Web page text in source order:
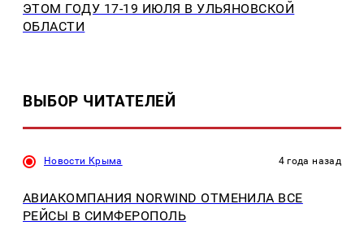
ЭТОМ ГОДУ 17-19 ИЮЛЯ В УЛЬЯНОВСКОЙ
ОБЛАСТИ
ВЫБОР ЧИТАТЕЛЕЙ
Новости Крыма 4 года назад
АВИАКОМПАНИЯ NORWIND ОТМЕНИЛА ВСЕ
РЕЙСЫ В СИМФЕРОПОЛЬ